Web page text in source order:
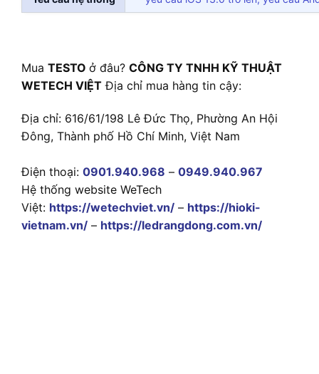
Mua TESTO ở đâu? CÔNG TY TNHH KỸ THUẬT
WETECH VIỆT Địa chỉ mua hàng tin cậy:
Địa chỉ: 616/61/198 Lê Đức Thọ, Phường An Hội
Đông, Thành phố Hồ Chí Minh, Việt Nam
Điện thoại: 0901.940.968 – 0949.940.967
Hệ thống website WeTech
Việt: https://wetechviet.vn/ – https://hioki-
vietnam.vn/ – https://ledrangdong.com.vn/